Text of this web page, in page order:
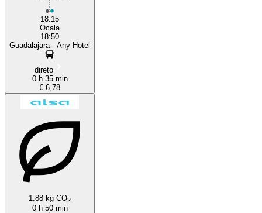
18:15
Ocala
18:50
Guadalajara - Any Hotel
direto
0 h 35 min
€ 6,78
1.88 kg CO2
0 h 50 min